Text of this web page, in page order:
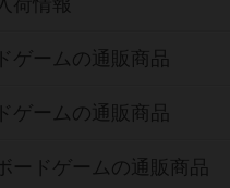
ゲームの通販商品
ゲームの通販商品
ードゲームの通販商品